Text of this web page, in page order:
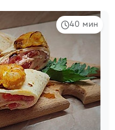
40 мин